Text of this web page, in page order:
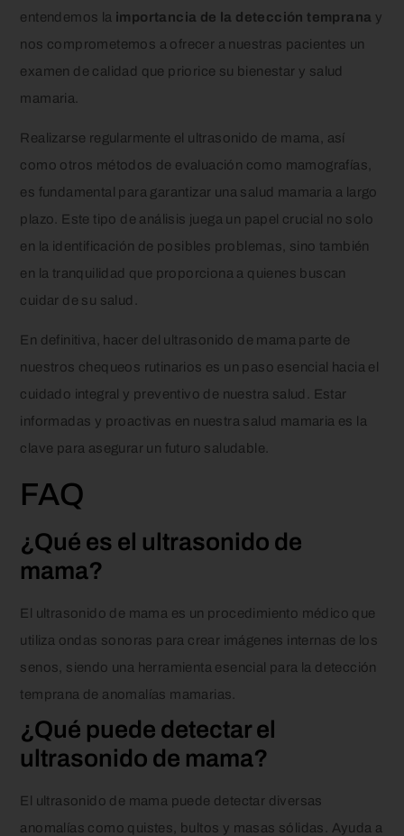
entendemos la importancia de la detección temprana y
nos comprometemos a ofrecer a nuestras pacientes un
examen de calidad que priorice su bienestar y salud
mamaria.
Realizarse regularmente el ultrasonido de mama, así
como otros métodos de evaluación como mamografías,
es fundamental para garantizar una salud mamaria a largo
plazo. Este tipo de análisis juega un papel crucial no solo
en la identificación de posibles problemas, sino también
en la tranquilidad que proporciona a quienes buscan
cuidar de su salud.
En definitiva, hacer del ultrasonido de mama parte de
nuestros chequeos rutinarios es un paso esencial hacia el
cuidado integral y preventivo de nuestra salud. Estar
informadas y proactivas en nuestra salud mamaria es la
clave para asegurar un futuro saludable.
FAQ
¿Qué es el ultrasonido de
mama?
El ultrasonido de mama es un procedimiento médico que
utiliza ondas sonoras para crear imágenes internas de los
senos, siendo una herramienta esencial para la detección
temprana de anomalías mamarias.
¿Qué puede detectar el
ultrasonido de mama?
El ultrasonido de mama puede detectar diversas
anomalías como quistes, bultos y masas sólidas. Ayuda a